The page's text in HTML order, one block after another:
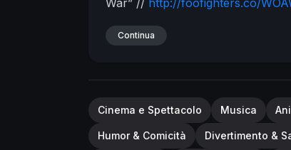
War” // http://foofighters.co/
Fighters: Facebook:
Continua
Cinema e Spettacolo Musica
Humor & Comicità Divertimento &